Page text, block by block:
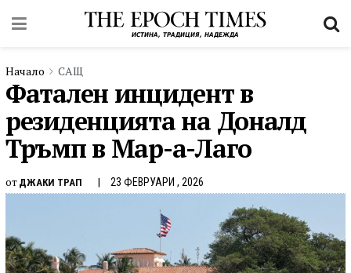
Начало САЩ
Фатален инцидент в
резиденцията на Доналд
Тръмп в Мар-а-Лаго
от ДЖАКИ ТРАП 23 ФЕВРУАРИ , 2026